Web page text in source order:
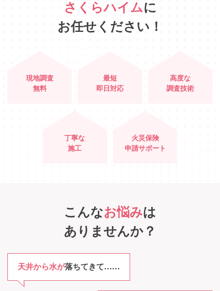
さくらハイムに
お任せください！
現地調査
無料
最短
即日対応
高度な
調査技術
丁寧な
施工
火災保険
申請サポート
こんなお悩みは
ありませんか？
天井から水が落ちてきて……